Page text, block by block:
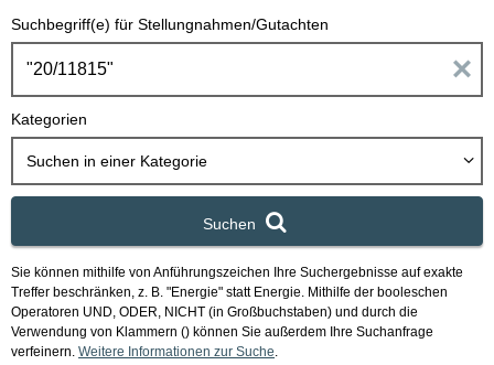
c
h
o
Suchbegriff(e) für Stellungnahmen/Gutachten
n
g
a
Kategorien
Suchen in einer Kategorie
Suchen
Sie können mithilfe von Anführungszeichen Ihre Suchergebnisse auf exakte
Treffer beschränken, z. B. "Energie" statt Energie. Mithilfe der booleschen
Operatoren UND, ODER, NICHT (in Großbuchstaben) und durch die
Verwendung von Klammern () können Sie außerdem Ihre Suchanfrage
verfeinern. Weitere Informationen zur Suche